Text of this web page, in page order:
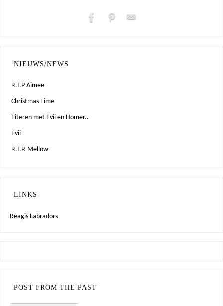
NIEUWS/NEWS
R.I.P Aimee
Christmas Time
Titeren met Evii en Homer..
Evii
R.I.P. Mellow
LINKS
Reagis Labradors
POST FROM THE PAST